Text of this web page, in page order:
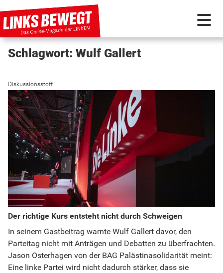
PARTEI IN BEWEGUNG
PROGRAMMDEBATTE
KUNSTSTOFF
DISKUSSIONSSTOFF
INTERNATIONAL
Schlagwort: Wulf Gallert
Diskussionsstoff
Der richtige Kurs entsteht nicht durch Schweigen
In seinem Gastbeitrag warnte Wulf Gallert davor, den
Parteitag nicht mit Anträgen und Debatten zu überfrachten.
Jason Osterhagen von der BAG Palästinasolidarität meint:
Eine linke Partei wird nicht dadurch stärker, dass sie